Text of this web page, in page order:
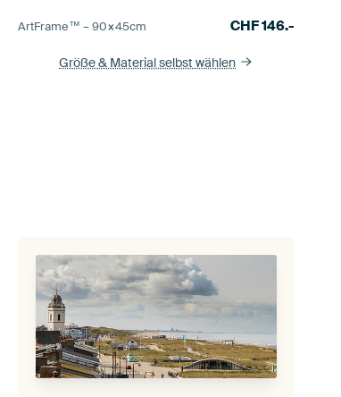
ArtFrame™ –90×45cm CHF146.-
Größe & Material selbst wählen